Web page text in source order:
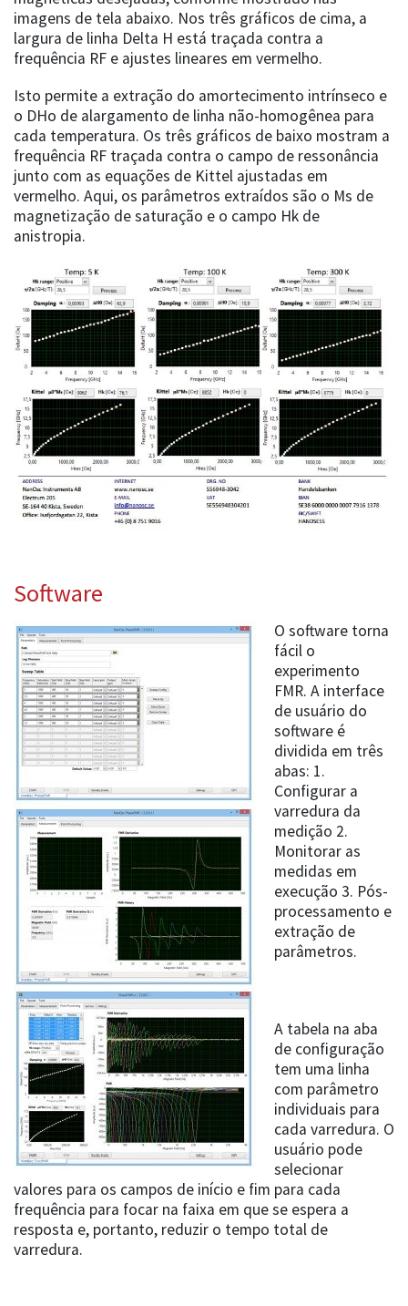
imagens de tela abaixo. Nos três gráficos de cima, a
largura de linha Delta H está traçada contra a
frequência RF e ajustes lineares em vermelho.
Isto permite a extração do amortecimento intrínseco e
o DHo de alargamento de linha não-homogênea para
cada temperatura. Os três gráficos de baixo mostram a
frequência RF traçada contra o campo de ressonância
junto com as equações de Kittel ajustadas em
vermelho. Aqui, os parâmetros extraídos são o Ms de
magnetização de saturação e o campo Hk de
anistropia.
Software
O software torna
fácil o
experimento
FMR. A interface
de usuário do
software é
dividida em três
abas: 1.
Configurar a
varredura da
medição 2.
Monitorar as
medidas em
execução 3. Pós-
processamento e
extração de
parâmetros.
A tabela na aba
de configuração
tem uma linha
com parâmetro
individuais para
cada varredura. O
usuário pode
selecionar
valores para os campos de início e fim para cada
frequência para focar na faixa em que se espera a
resposta e, portanto, reduzir o tempo total de
varredura.